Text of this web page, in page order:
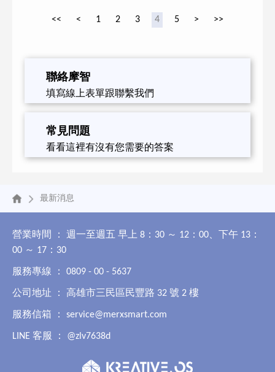
<< < 1 2 3 4 5 > >>
聯絡摩智
填寫線上表單跟聯繫我們
常見問題
看看這裡有沒有您需要的答案
最新消息
營業時間 ： 週一至週五 早上 8：30 ～ 12：00、下午 13：
00 ～ 17：30
服務專線 ： 0809 - 00 - 5637
公司地址 ： 高雄市三民區民豐路 32 號 2 樓
服務信箱 ： service@merxsmart.com
LINE 客服 ： @zlv7638d